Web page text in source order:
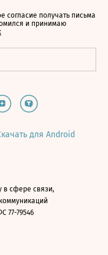
согласие получать письма
и принимаю
для Android
в сфере связи,
77-79546